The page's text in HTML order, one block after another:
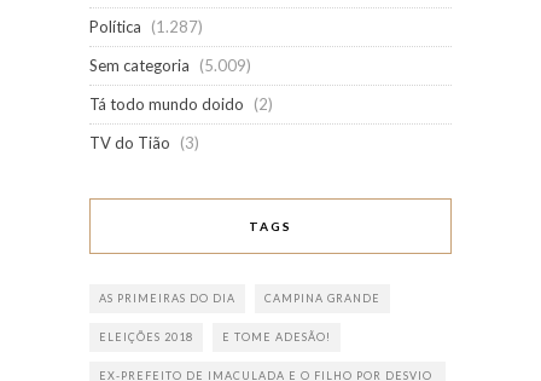
Política
(1.287)
Sem categoria
(5.009)
Tá todo mundo doido
(2)
TV do Tião
(3)
TAGS
AS PRIMEIRAS DO DIA CAMPINA GRANDE
ELEIÇÕES 2018 E TOME ADESÃO!
EX-PREFEITO DE IMACULADA E O FILHO POR DESVIO